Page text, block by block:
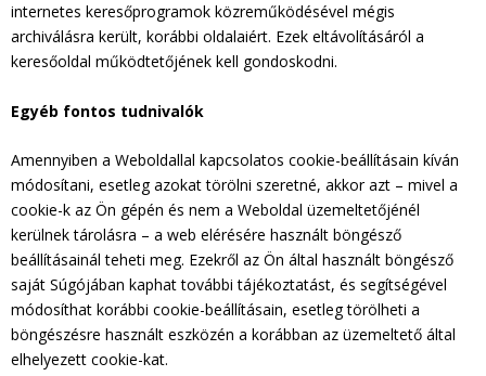
internetes keresőprogramok közreműködésével mégis
archiválásra került, korábbi oldalaiért. Ezek eltávolításáról a
keresőoldal működtetőjének kell gondoskodni.
Egyéb fontos tudnivalók
Amennyiben a Weboldallal kapcsolatos cookie-beállításain kíván
módosítani, esetleg azokat törölni szeretné, akkor azt – mivel a
cookie-k az Ön gépén és nem a Weboldal üzemeltetőjénél
kerülnek tárolásra – a web elérésére használt böngésző
beállításainál teheti meg. Ezekről az Ön által használt böngésző
saját Súgójában kaphat további tájékoztatást, és segítségével
módosíthat korábbi cookie-beállításain, esetleg törölheti a
böngészésre használt eszközén a korábban az üzemeltető által
elhelyezett cookie-kat.